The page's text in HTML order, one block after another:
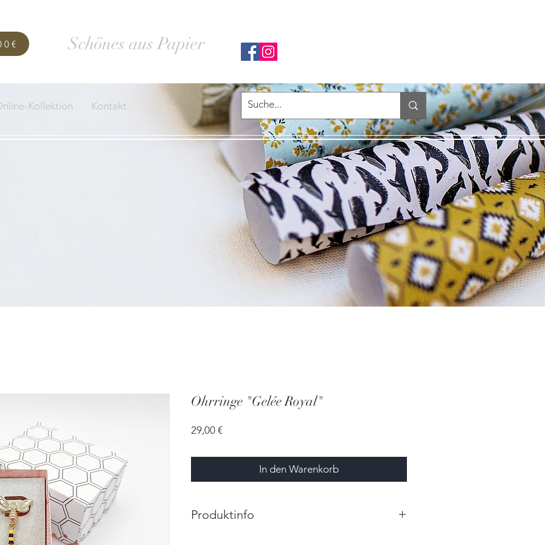
Schönes aus Papier
Kollektion Kontakt
Ohrringe "Gelée Royal"
29,00 €Preis
In den Warenkorb
Produktinfo